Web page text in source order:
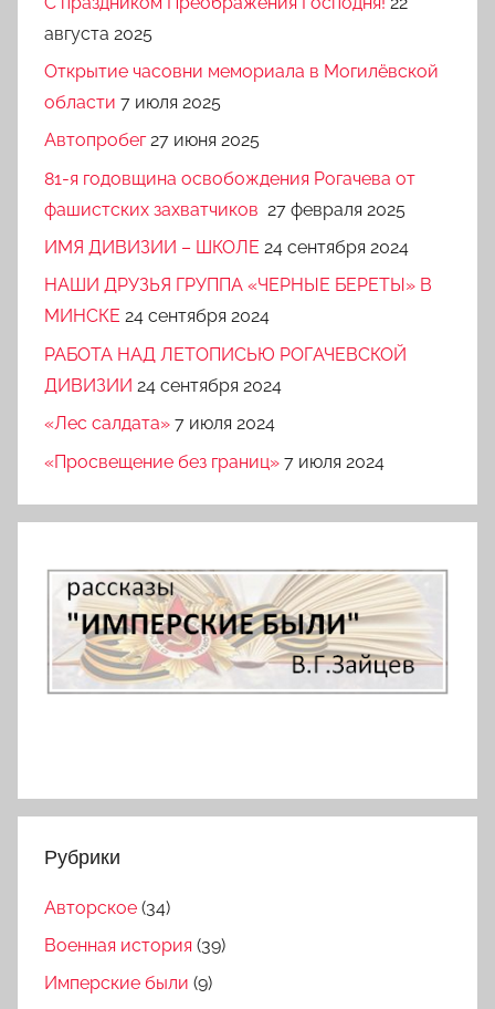
августа 2025
Открытие часовни мемориала в Могилёвской
области 7 июля 2025
Автопробег 27 июня 2025
81-я годовщина освобождения Рогачева от
фашистских захватчиков 27 февраля 2025
ИМЯ ДИВИЗИИ – ШКОЛЕ 24 сентября 2024
НАШИ ДРУЗЬЯ ГРУППА «ЧЕРНЫЕ БЕРЕТЫ» В
МИНСКЕ 24 сентября 2024
РАБОТА НАД ЛЕТОПИСЬЮ РОГАЧЕВСКОЙ
ДИВИЗИИ 24 сентября 2024
«Лес салдата» 7 июля 2024
«Просвещение без границ» 7 июля 2024
Рубрики
Авторское (34)
Военная история (39)
Имперские были (9)